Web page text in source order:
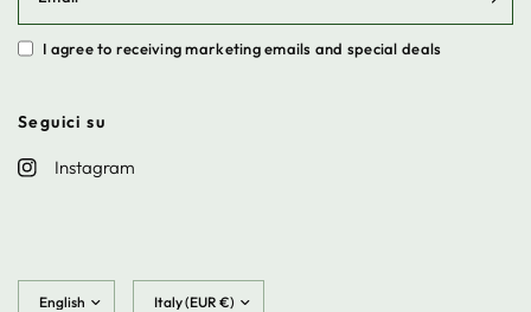
I agree to receiving marketing emails and special deals
Seguici su
Instagram